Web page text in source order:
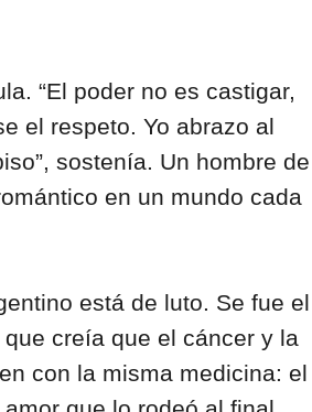
“El poder no es castigar,
el respeto. Yo abrazo al
sostenía. Un hombre de
en un mundo cada
está de luto. Se fue el
creía que el cáncer y la
con la misma medicina: el